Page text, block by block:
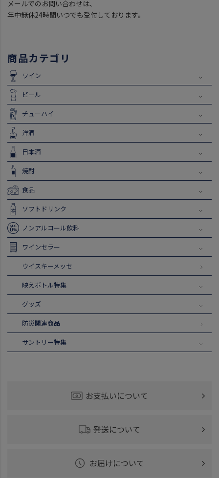
メールでのお問い合わせは、
年中無休24時間いつでも受付しております。
商品カテゴリ
ワイン
ビール
チューハイ
洋酒
日本酒
焼酎
食品
ソフトドリンク
ノンアルコール飲料
ワインセラー
ウイスキーメッセ
映えボトル特集
グッズ
防災関連商品
サントリー特集
お支払いについて
発送について
お届けについて